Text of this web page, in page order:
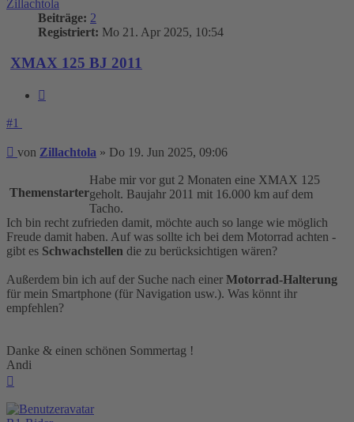
Zillachtola
Beiträge: 2
Registriert: Mo 21. Apr 2025, 10:54
XMAX 125 BJ 2011
#1
Beitrag
von Zillachtola » Do 19. Jun 2025, 09:06
Themenstarter
Habe mir vor gut 2 Monaten eine XMAX 125
geholt. Baujahr 2011 mit 16.000 km auf dem
Tacho.
Ich bin recht zufrieden damit, möchte auch so lange wie möglich
Freude damit haben. Auf was sollte ich bei dem Motorrad achten -
gibt es Schwachstellen die zu berücksichtigen wären?
Außerdem bin ich auf der Suche nach einer Motorrad-Halterung
für mein Smartphone (für Navigation usw.). Was könnt ihr
empfehlen?
Danke & einen schönen Sommertag !
Andi